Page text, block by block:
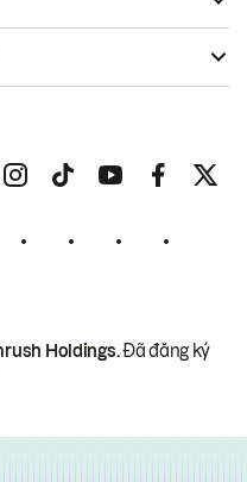
Holdings.Đã đăng ký